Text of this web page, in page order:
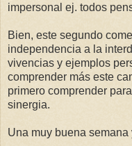
impersonal ej. todos
Bien, este segundo
independencia a la
vivencias y ejemplos
comprender más este
primero comprender
sinergia.
Una muy buena